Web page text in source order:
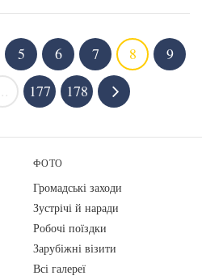
5 6 7 8
9
177 178
ФОТО
Громадські заходи
Зустрічі й наради
Робочі поїздки
Зарубіжні візити
Всі галереї